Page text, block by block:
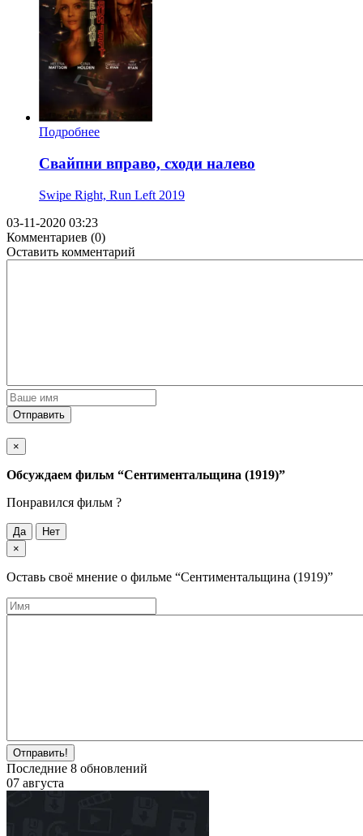
Подробнее
Свайпни вправо, сходи налево
Swipe Right, Run Left 2019
03-11-2020 03:23
Комментариев (0)
Оставить комментарий
Отправить
×
Обсуждаем фильм “Сентиментальщина (1919)”
Понравился фильм ?
Да
Нет
×
Оставь своё мнение о фильме “Сентиментальщина (1919)”
Отправить!
Последние 8 обновлений
07 августа